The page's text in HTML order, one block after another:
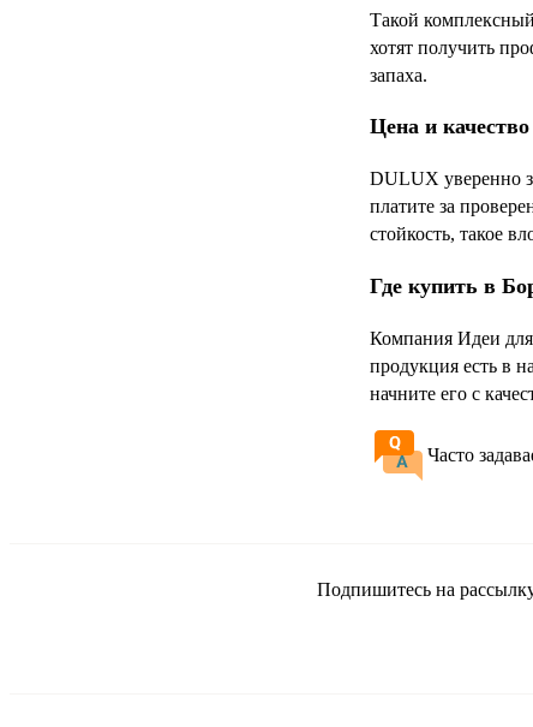
Такой
хотят получить
запаха.
Цена и качество
DULUX уверенно
платите за
стойкость, такое
Где купить в
Компания Идеи
продукция есть в
начните его с
Часто
Подпишитесь на